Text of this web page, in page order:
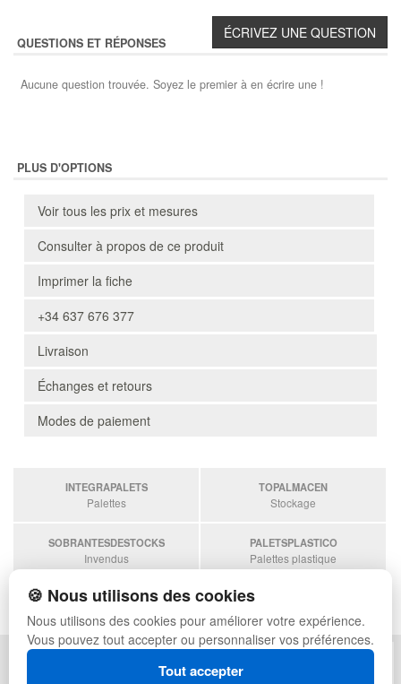
QUESTIONS ET RÉPONSES
Aucune question trouvée. Soyez le premier à en écrire une !
PLUS D'OPTIONS
Voir tous les prix et mesures
Consulter à propos de ce produit
Imprimer la fiche
+34 637 676 377
Livraison
Échanges et retours
Modes de paiement
INTEGRAPALETS
Palettes
TOPALMACEN
Stockage
SOBRANTESDESTOCKS
Invendus
PALETSPLASTICO
Palettes plastique
ESTANTERIASKIT
Estanterias
POLITIQUE DE CONFIDENTIALITÉ
PLAN DU SITE
🍪 Nous utilisons des cookies
Nous utilisons des cookies pour améliorer votre expérience.
Vous pouvez tout accepter ou personnaliser vos préférences.
Tout accepter